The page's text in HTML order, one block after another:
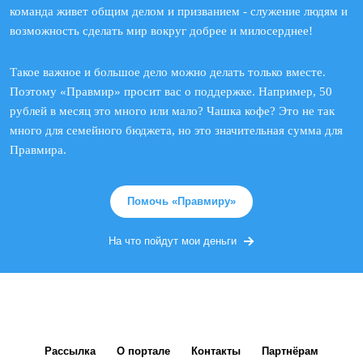
команда живет общим делом и призванием - служение людям и
возможность сделать мир вокруг добрее и милосерднее!
Такое важное и большое дело можно делать только вместе.
Поэтому «Правмир» просит вас о поддержке. Например, 50
рублей в месяц это много или мало? Чашка кофе? Это не так
много для семейного бюджета, но это значительная сумма для
Правмира.
Помочь «Правмиру»
На что пойдут мои деньги
Рассылка О портале Контакты Партнёрам